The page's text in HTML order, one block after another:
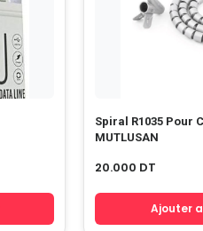
Spiral R1035 Pour
MUTLUSAN
20.000 DT
Ajouter